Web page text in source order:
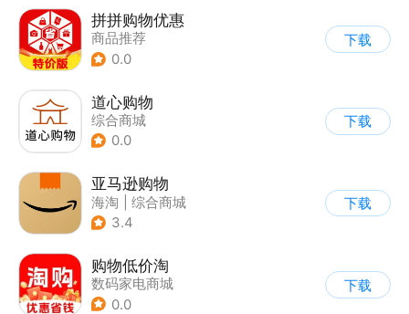
拼拼购物优惠
商品推荐
0.0
下载
道心购物
综合商城
0.0
下载
亚马逊购物
海淘
综合商城
3.4
下载
购物低价淘
数码家电商城
0.0
下载